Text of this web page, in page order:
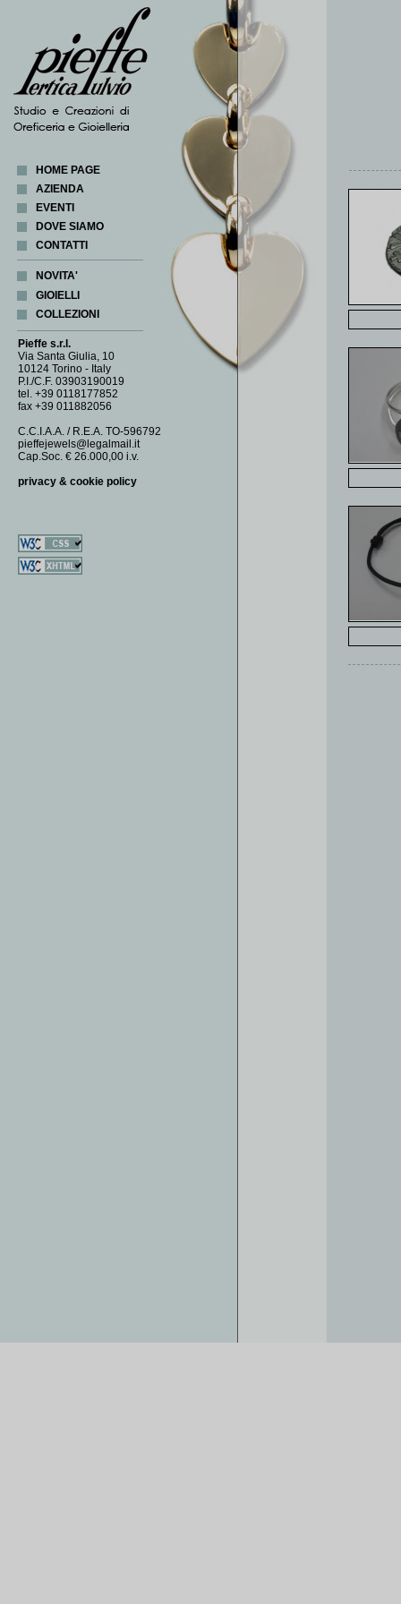
HOME PAGE
AZIENDA
EVENTI
DOVE SIAMO
CONTATTI
NOVITA'
GIOIELLI
ANELLI
BRACCIALI
CIONDOLI
COLLANE
FERMA FOULARD
FERMASOLDI
GEMELLI
MONETE
PORTACHIAVI
COLLEZIONI
ABACUS
CORALLI
COSMOGONIA
CUORE DI LATTA
DOMINO
DOUBLE OO
FAUNA
FIORI
GOLF
ROSETTE
SAUTOIR
Pieffe s.r.l.
Via Santa Giulia, 10
10124 Torino - Italy
P.I./C.F. 03903190019
tel. +39 0118177852
fax +39 011882056
C.C.I.A.A. / R.E.A. TO-596792
pieffejewels@legalmail.it
Cap.Soc. € 26.000,00 i.v.
privacy & cookie policy